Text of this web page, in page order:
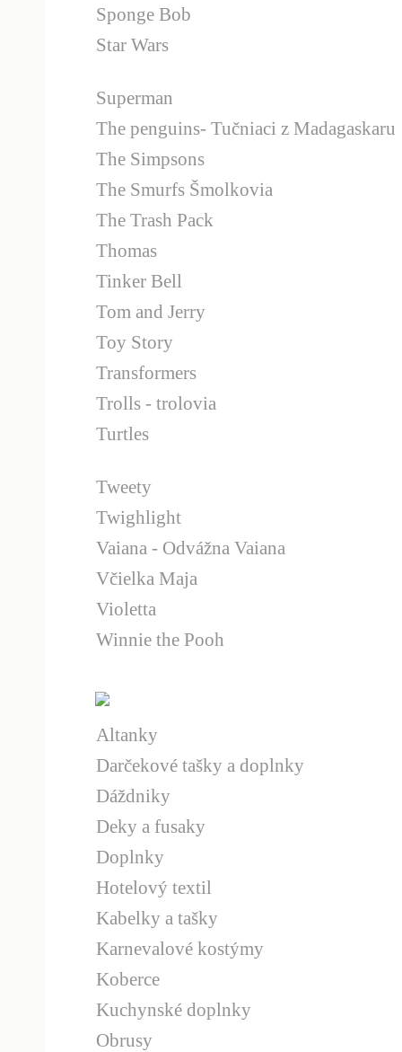
Sponge Bob
Star Wars
Superman
The penguins- Tučniaci z Madagaskaru
The Simpsons
The Smurfs Šmolkovia
The Trash Pack
Thomas
Tinker Bell
Tom and Jerry
Toy Story
Transformers
Trolls - trolovia
Turtles
Tweety
Twighlight
Vaiana - Odvážna Vaiana
Včielka Maja
Violetta
Winnie the Pooh
Altanky
Darčekové tašky a doplnky
Dáždniky
Deky a fusaky
Doplnky
Hotelový textil
Kabelky a tašky
Karnevalové kostýmy
Koberce
Kuchynské doplnky
Obrusy